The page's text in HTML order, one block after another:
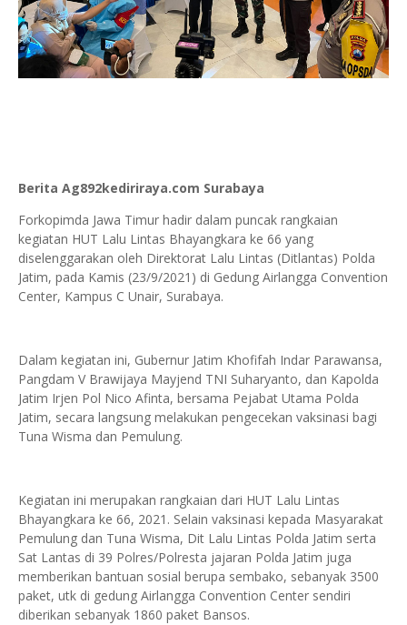
Berita Ag892kediriraya.com Surabaya
Forkopimda Jawa Timur hadir dalam puncak rangkaian
kegiatan HUT Lalu Lintas Bhayangkara ke 66 yang
diselenggarakan oleh Direktorat Lalu Lintas (Ditlantas) Polda
Jatim, pada Kamis (23/9/2021) di Gedung Airlangga Convention
Center, Kampus C Unair, Surabaya.
Dalam kegiatan ini, Gubernur Jatim Khofifah Indar Parawansa,
Pangdam V Brawijaya Mayjend TNI Suharyanto, dan Kapolda
Jatim Irjen Pol Nico Afinta, bersama Pejabat Utama Polda
Jatim, secara langsung melakukan pengecekan vaksinasi bagi
Tuna Wisma dan Pemulung.
Kegiatan ini merupakan rangkaian dari HUT Lalu Lintas
Bhayangkara ke 66, 2021. Selain vaksinasi kepada Masyarakat
Pemulung dan Tuna Wisma, Dit Lalu Lintas Polda Jatim serta
Sat Lantas di 39 Polres/Polresta jajaran Polda Jatim juga
memberikan bantuan sosial berupa sembako, sebanyak 3500
paket, utk di gedung Airlangga Convention Center sendiri
diberikan sebanyak 1860 paket Bansos.